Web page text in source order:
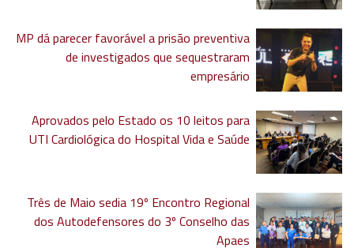
MP dá parecer favorável a prisão preventiva
de investigados que sequestraram
empresário
Aprovados pelo Estado os 10 leitos para
UTI Cardiológica do Hospital Vida e Saúde
Três de Maio sedia 19º Encontro Regional
dos Autodefensores do 3º Conselho das
Apaes